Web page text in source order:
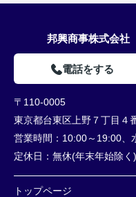
邦興商事株式会社
電話をする
〒110-0005
東京都台東区上野７丁目４
営業時間： 10:00～19:00、
定休日： 無休(年末年始除く)
トップページ